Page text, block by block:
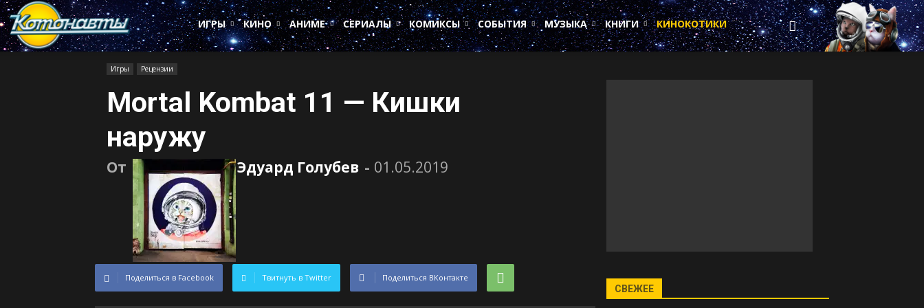
Котонавты
ИГРЫ
КИНО АНИМЕ СЕРИАЛЫ КОМИКСЫ СОБЫТИЯ МУЗЫКА КНИГИ КИНОКОТИКИ
Игры Рецензии
Mortal Kombat 11 — Кишки
наружу
От Эдуард Голубев - 01.05.2019
Поделиться в Facebook Твитнуть в Twitter Поделиться ВКонтакте
СВЕЖЕЕ